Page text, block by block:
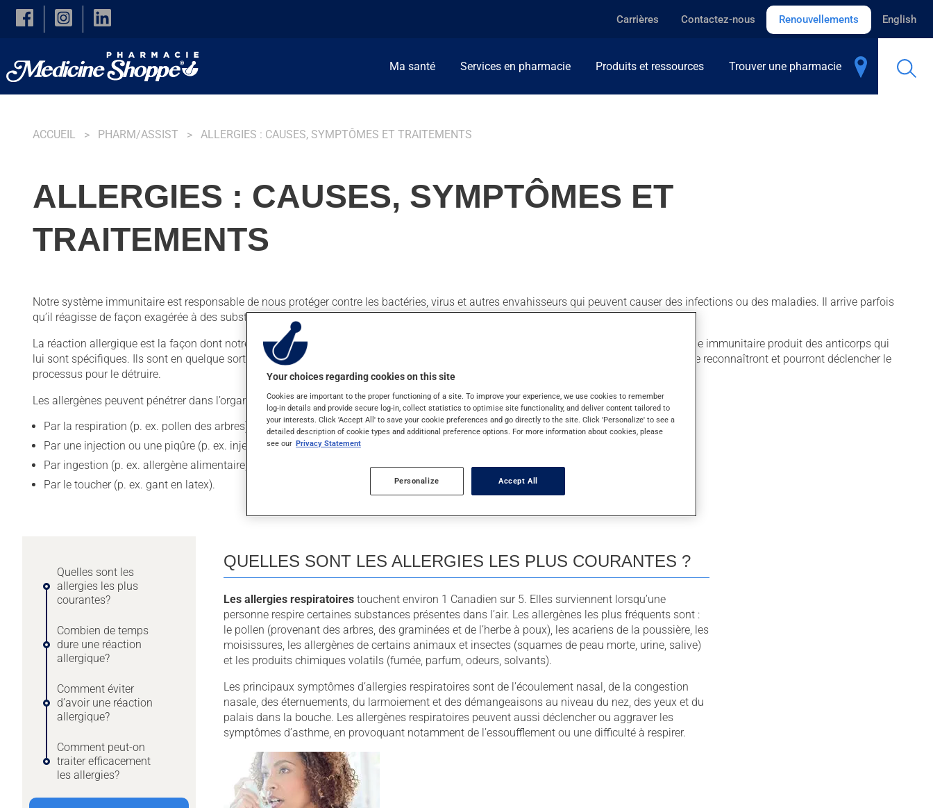
Skip to main content
Carrières Contactez-nous Renouvellements English
Ma santé Services en pharmacie Produits et ressources Trouver une pharmacie
ACCUEIL PHARM/ASSIST ALLERGIES : CAUSES, SYMPTÔMES ET TRAITEMENTS
ALLERGIES : CAUSES, SYMPTÔMES ET
TRAITEMENTS
Notre système immunitaire est responsable de nous protéger contre les bactéries, virus et autres envahisseurs qui peuvent causer des infections ou des maladies. Il arrive parfois
qu’il réagisse de façon exagérée à des substances normalement inoffensives. On dit alors que cette substance est un allergène.
La réaction allergique est la façon dont notre corps réagit face à un allergène. Lors de la première rencontre avec l’allergène, notre système immunitaire produit des anticorps qui
lui sont spécifiques. Ils sont en quelque sorte la mémoire de notre immunité. Si nous rencontrons à nouveau cet allergène, les anticorps le reconnaîtront et pourront déclencher le
processus pour le détruire.
Les allergènes peuvent pénétrer dans l’organisme de différentes façons :
Par la respiration (p. ex. pollen des arbres),
Par une injection ou une piqûre (p. ex. injection d’un médicament, piqûre d’un insecte),
Par ingestion (p. ex. allergène alimentaire, médicament en comprimé),
Par le toucher (p. ex. gant en latex).
Quelles sont les
allergies les plus
courantes?
Combien de temps
dure une réaction
allergique?
Comment éviter
d’avoir une réaction
allergique?
Comment peut-on
traiter efficacement
les allergies?
QUELLES SONT LES ALLERGIES LES PLUS COURANTES ?
Les allergies respiratoires touchent environ 1 Canadien sur 5. Elles surviennent lorsqu’une
personne respire certaines substances présentes dans l’air. Les allergènes les plus fréquents sont :
le pollen (provenant des arbres, des graminées et de l’herbe à poux), les acariens de la poussière, les
moisissures, les allergènes de certains animaux et insectes (squames de peau morte, urine, salive)
et les produits chimiques volatils (fumée, parfum, odeurs, solvants).
Les principaux symptômes d’allergies respiratoires sont de l’écoulement nasal, de la congestion
nasale, des éternuements, du larmoiement et des démangeaisons au niveau du nez, des yeux et du
palais dans la bouche. Les allergènes respiratoires peuvent aussi déclencher ou aggraver les
symptômes d’asthme, en provoquant notamment de l’essoufflement ou une difficulté à respirer.
Your choices regarding cookies on this site
Cookies are important to the proper functioning of a site. To improve your experience, we use cookies to remember
log-in details and provide secure log-in, collect statistics to optimise site functionality, and deliver content tailored to
your interests. Click 'Accept All' to save your cookie preferences and go directly to the site. Click 'Personalize' to see a
detailed description of cookie types and additional preference options. For more information about cookies, please
see our Privacy Statement
Personalize Accept All